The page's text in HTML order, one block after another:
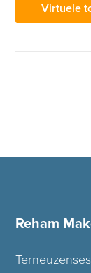
Virtuele
Reham